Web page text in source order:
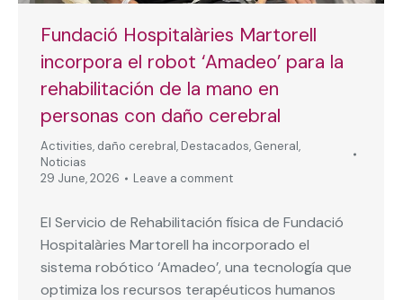
Fundació Hospitalàries Martorell
incorpora el robot ‘Amadeo’ para la
rehabilitación de la mano en
personas con daño cerebral
Activities, daño cerebral, Destacados, General,
Noticias
29 June, 2026
Leave a comment
El Servicio de Rehabilitación física de Fundació
Hospitalàries Martorell ha incorporado el
sistema robótico ‘Amadeo’, una tecnología que
optimiza los recursos terapéuticos humanos